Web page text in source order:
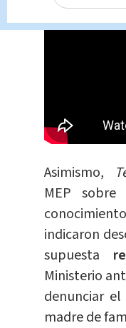
Asimismo,
MEP
indicaron
supuesta
Ministerio
denunciar
madre de